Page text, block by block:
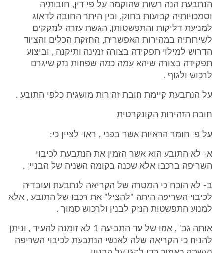
הנתבעת הנה רשות שהוקמה על פי דין, חובותיה
וסמכויותיה קבועות בחוק, ובין היתר החובה לדאוג
למניעת דליקות והתפשטותן, הגשת עזרה לנזקקים
לשירותיה במהירות האפשרית, החזקת הכלים והציוד
הדרוש למילוי תפקידה בצורה זמינה ותיקנה , וביצוע
תפקידה בצורה שיהא עמה כמה שפחות נזק שיגרם
לרכוש ולגוף .
על הנתבעת קיימת חובת זהירות מושגית כלפי התובע .
חובת הזהירות הקונקרטית
על פי חומר הראיות אשר בפני , ראוי לציין כי:
א- לא התובע הוא אשר הזמין את הנתבעת לכיבוי
השריפה ברכבו אלא שכנה בקומה השניה של הבניין .
ב- לא הוכח כי המטרה של הקריאה לנתבעת ועובדיה
לכיבוי השריפה היתה "להציל" את רכבו של התובע , אלא
למנוע התפשטות הנזק לבנין ולרכוש סמוך .
אותה גב' , אמו של עד התביעה 1 לא זומנה להעיד , וניתן
להניח כי הקריאה שלה לאנשי הנתבעת לכיבוי השריפה